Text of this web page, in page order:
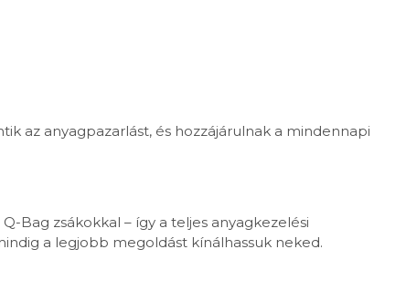
az anyagpazarlást, és hozzájárulnak a mindennapi
Bag zsákokkal – így a teljes anyagkezelési
a legjobb megoldást kínálhassuk neked.